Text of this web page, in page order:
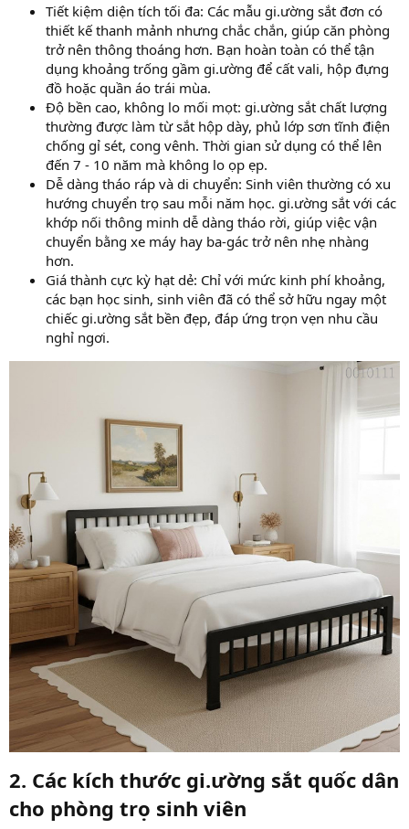
Tiết kiệm diện tích tối đa: Các mẫu gi.ường sắt đơn có
thiết kế thanh mảnh nhưng chắc chắn, giúp căn phòng
trở nên thông thoáng hơn. Bạn hoàn toàn có thể tận
dụng khoảng trống gầm gi.ường để cất vali, hộp đựng
đồ hoặc quần áo trái mùa.
Độ bền cao, không lo mối mọt: gi.ường sắt chất lượng
thường được làm từ sắt hộp dày, phủ lớp sơn tĩnh điện
chống gỉ sét, cong vênh. Thời gian sử dụng có thể lên
đến 7 - 10 năm mà không lo ọp ẹp.
Dễ dàng tháo ráp và di chuyển: Sinh viên thường có xu
hướng chuyển trọ sau mỗi năm học. gi.ường sắt với các
khớp nối thông minh dễ dàng tháo rời, giúp việc vận
chuyển bằng xe máy hay ba-gác trở nên nhẹ nhàng
hơn.
Giá thành cực kỳ hạt dẻ: Chỉ với mức kinh phí khoảng,
các bạn học sinh, sinh viên đã có thể sở hữu ngay một
chiếc gi.ường sắt bền đẹp, đáp ứng trọn vẹn nhu cầu
nghỉ ngơi.
2. Các kích thước gi.ường sắt quốc dân
cho phòng trọ sinh viên